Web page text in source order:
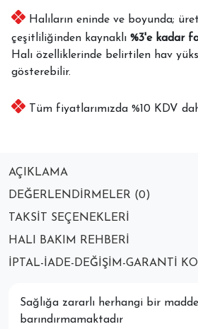
Halıların eninde ve boyunda;
çeşitliliğinden kaynaklı %3'e kadar
Halı özelliklerinde belirtilen hav
gösterebilir.
Tüm fiyatlarımızda %10 KDV
AÇIKLAMA
DEĞERLENDIRMELER (0)
TAKSIT SEÇENEKLERI
HALI BAKIM REHBERI
İPTAL-İADE-DEĞIŞIM-GARANTI
Sağlığa zararlı herhangi bir madde
barındırmamaktadır